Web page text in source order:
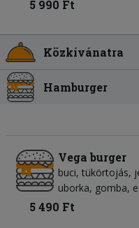
5 990 Ft
Közkívánatra
Hamburger
Vega burger
buci, tükörtojás,
uborka, gomba,
5 490 Ft